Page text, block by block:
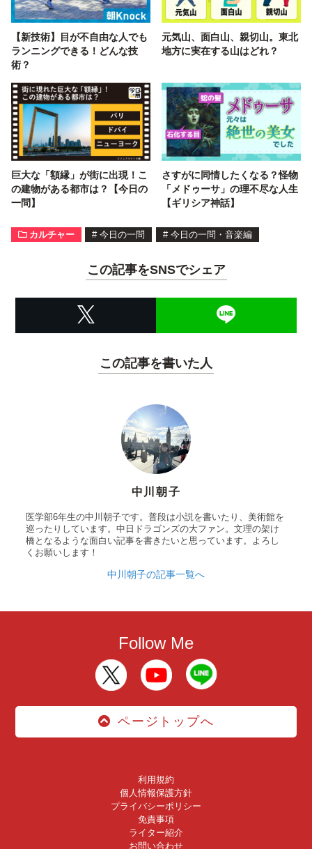
【新技術】目が不自由な人でも
ランニングできる！どんな技
術？
元気山、面白山、親切山。東北
地方に実在する山はどれ？
巨大な「額縁」が街に出現！こ
の建物がある都市は？【今日の
一問】
さすがに同情したくなる？怪物
「メドゥーサ」の理不尽な人生
【ギリシア神話】
カルチャー # 今日の一問 # 今日の一問・音楽編
この記事をSNSでシェア
この記事を書いた人
中川朝子
医学部6年生の中川朝子です。普段は小説を書いたり、美術館を
巡ったりしています。中日ドラゴンズの大ファン。文理の架け
橋となるような面白い記事を書きたいと思っています。よろし
くお願いします！
中川朝子の記事一覧へ
Follow Me
ページトップへ
利用規約
個人情報保護方針
プライバシーポリシー
免責事項
ライター紹介
お問い合わせ